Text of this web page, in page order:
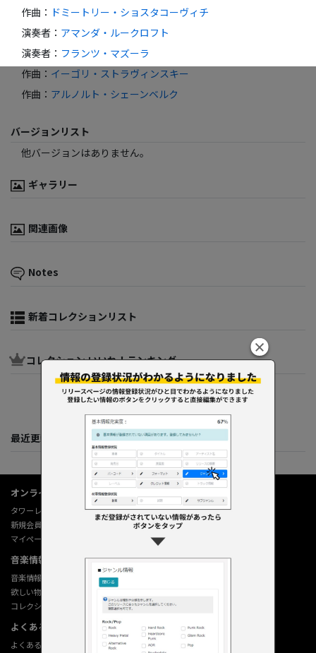
作曲 ： ドミートリー・ショスタコーヴィチ
演奏者 ： アマンダ・ルークロフト
演奏者 ： フランツ・マズーラ
作曲 ： イーゴリ・ストラヴィンスキー
作曲 ： アルノルト・シェーンベルク
バージョンリスト
他バージョンはありません。
ギャラリー
関連画像
Notes
新着コレクションリスト
コレクション いいね！ランキング
最近更新してくれた人たち
オンラインショップ情報
タワーレコード オンライン
新規会員登録
マイページ
音楽情報データベース
音楽情報データベース
欲しい物リストの使い方
コレクション機能の使い方
よくあるご質問 (Q&A)
よくあるご質問 (Q&A)